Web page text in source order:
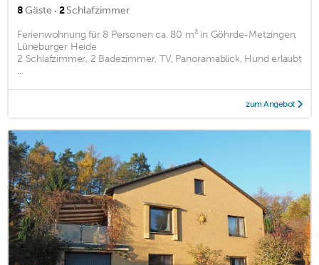
8Gäste · 2Schlafzimmer
Ferienwohnung für 8 Personen ca. 80 m² in Göhrde-Metzingen,
Lüneburger Heide
2 Schlafzimmer, 2 Badezimmer, TV, Panoramablick, Hund erlaubt
...
zum Angebot